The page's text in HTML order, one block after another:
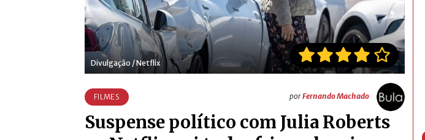
Divulgação / Netflix
FILMES porFernando Machado
Suspense político com Julia Roberts